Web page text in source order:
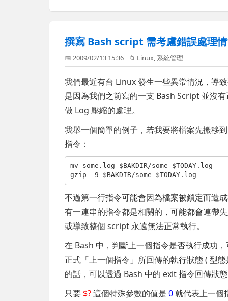
撰寫 Bash script 需考慮錯誤處理
📅 2009/02/13 15:36 📁 Linux, 系統管理
我們最近有台 Linux 發生一些異常情況，導
是因為我們之前寫的一支 Bash Script 並沒
做 Log 壓縮的處理。
我舉一個簡單的例子，若我要將檔案先搬移
指令：
mv some.log $BAKDIR/some-$TODAY.log
gzip -9 $BAKDIR/some-$TODAY.log
不過第一行指令可能會因為檔案被鎖定而造
有一連串的指令都是相關的，可能都會連帶
或導致整個 script 永遠無法正常執行。
在 Bash 中，判斷上一個指令是否執行成功
正式「上一個指令」所回傳的執行狀態 ( 型
的話，可以透過 Bash 中的 exit 指令回傳狀
只要 $?這個特殊參數的值是0就代表上一個